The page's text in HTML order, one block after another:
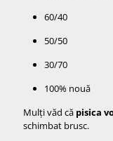
60/40
50/50
30/70
100% nouă
Mulți văd că pisica
schimbat brusc.